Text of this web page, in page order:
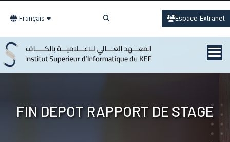
Français Espace Extranet
FIN DEPOT RAPPORT DE STAGE